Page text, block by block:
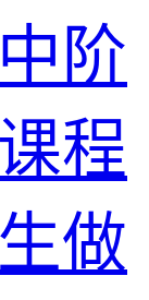
阶
程
做